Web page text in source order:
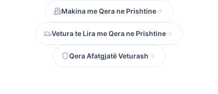
Makina me Qera ne Prishtine
Vetura te Lira me Qera ne Prishtine
Qera Afatgjatë Veturash